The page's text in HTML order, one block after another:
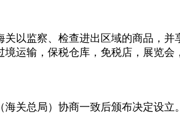
以监察、检查进出区域的商品，并
运输，保税仓库，免税店，展览
关总局）协商一致后颁布决定设立。